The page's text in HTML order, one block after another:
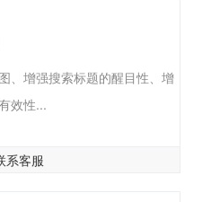
、增强搜索标题的醒目性、增
效性...
系客服